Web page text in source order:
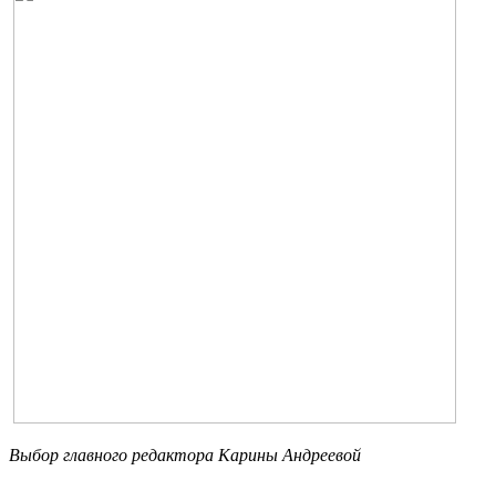
Выбор главного редактора Карины Андреевой